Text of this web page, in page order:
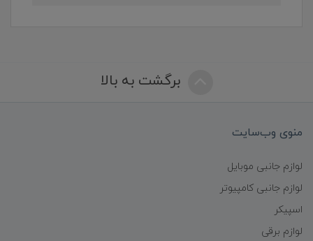
برگشت به بالا
منوی وب‌سایت
لوازم جانبی موبایل
لوازم جانبی کامپیوتر
اسپیکر
لوازم برقی